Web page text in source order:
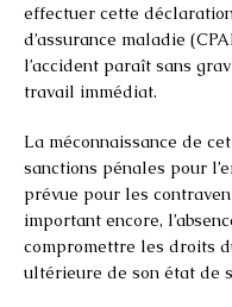
effectuer cette
d’assurance maladie
l’accident paraît sans
travail immédiat.
La méconnaissance de
sanctions pénales pour
prévue pour les
important encore,
compromettre les droits
ultérieure de son état de